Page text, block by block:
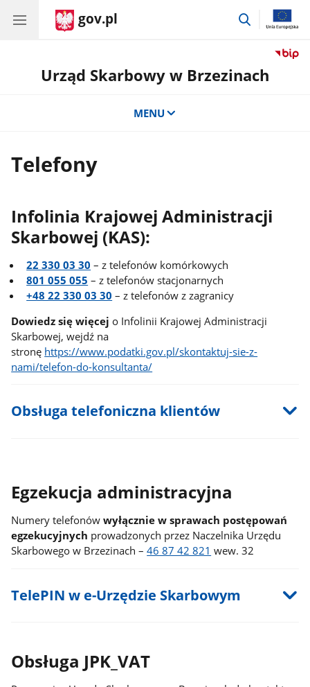
gov.pl
przejdź
Urząd Skarbowy w Brzezinach
MENU
Telefony
Infolinia Krajowej Administracji
Skarbowej (KAS):
22 330 03 30 – z telefonów komórkowych
801 055 055 – z telefonów stacjonarnych
+48 22 330 03 30 – z telefonów z zagranicy
Dowiedz się więcej o Infolinii Krajowej Administracji
Skarbowej, wejdź na
stronę https://www.podatki.gov.pl/skontaktuj-sie-z-
nami/telefon-do-konsultanta/
Obsługa telefoniczna klientów
Egzekucja administracyjna
Numery telefonówwyłącznie w sprawach postępowań
egzekucyjnych prowadzonych przez Naczelnika Urzędu
Skarbowego w Brzezinach –46 87 42 821 wew. 32
TelePIN w e-Urzędzie Skarbowym
Obsługa JPK_VAT